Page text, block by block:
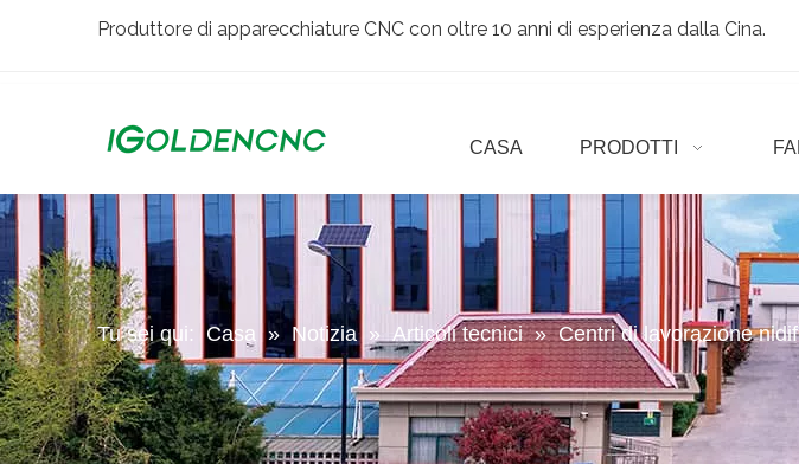
Produttore di apparecchiature CNC con oltre 10 anni di esperienza dalla Cina.
CASA PRODOTTI
Tu sei qui: Casa » Notizia » Articoli tecnici » Centri di lavorazione